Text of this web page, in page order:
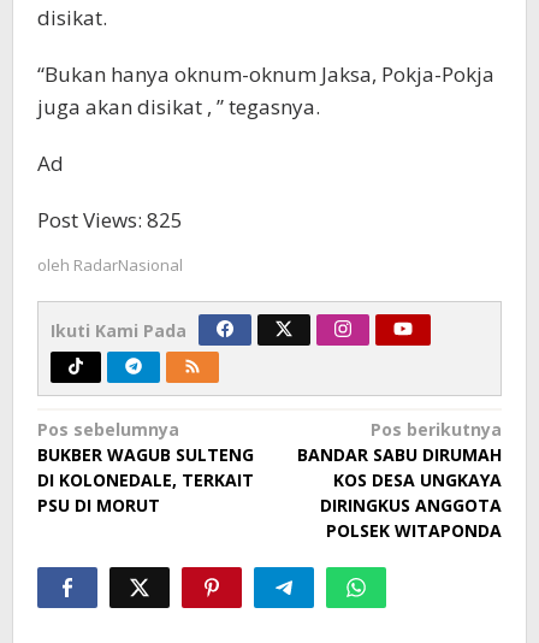
disikat.
“Bukan hanya oknum-oknum Jaksa, Pokja-Pokja
juga akan disikat , ” tegasnya.
Ad
Post Views: 825
oleh RadarNasional
Ikuti Kami Pada
Navigasi
pos
Pos sebelumnya
BUKBER WAGUB SULTENG
DI KOLONEDALE, TERKAIT
PSU DI MORUT
Pos berikutnya
BANDAR SABU DIRUMAH
KOS DESA UNGKAYA
DIRINGKUS ANGGOTA
POLSEK WITAPONDA